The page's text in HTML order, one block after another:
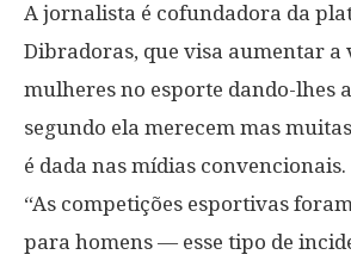
A jornalista é cofundadora da
Dibradoras, que visa aumentar a
mulheres no esporte dando-lhes
segundo ela merecem mas
é dada nas mídias convencionais.
“As competições esportivas
para homens — esse tipo de